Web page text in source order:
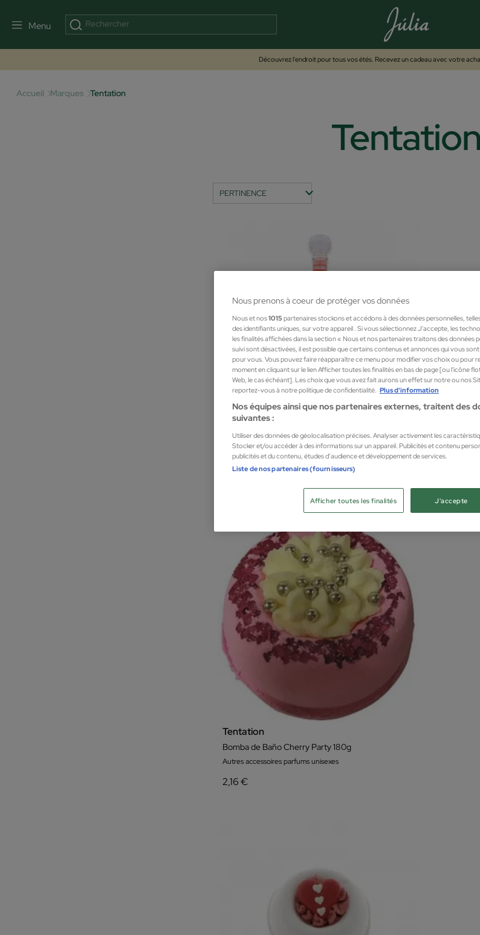
Menu
Découvrez l'endroit pour tous vos étés. Recevez un cadeau avec votre
Accueil Marques Tentation
Tentation
Tentation
Bain moussant ANELLI 350ml rouge paillet
Gels unisexes
Tentation
Bomba de Baño Cherry Party 180g
Autres accessoires parfums unisexes
2,16 €
Nous prenons à coeur de protéger vos données
Nous et nos1015 partenaires stockons et accédons à des données personnelles,
des identifiants uniques, sur votre appareil . Si vous sélectionnez J'accepte, les
les finalités affichées dans la section « Nous et nos partenaires traitons des données
suivi sont désactivées, il est possible que certains contenus et annonces qui vous
pour vous. Vous pouvez faire réapparaître ce menu pour modifier vos choix ou
moment en cliquant sur le lien Afficher toutes les finalités en bas de page [ou l'icône
Web, le cas échéant]. Les choix que vous avez fait aurons un effet sur notre ou nos
reportez-vous à notre politique de confidentialité. Plus d'information
Nos équipes ainsi que nos partenaires externes, traitent des
suivantes :
Utiliser des données de géolocalisation précises. Analyser activement les
Stocker et/ou accéder à des informations sur un appareil. Publicités et contenu
publicités et du contenu, études d’audience et développement de services.
Liste de nos partenaires (fournisseurs)
J'accepte
Afficher toutes les finalités